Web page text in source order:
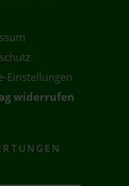
Einstellungen
widerrufen